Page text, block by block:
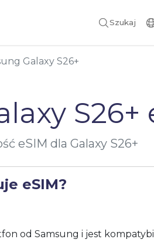
Szukaj
Galaxy S26+
S26+
eSIM dla Galaxy S26+
eSIM?
od Samsung i jest